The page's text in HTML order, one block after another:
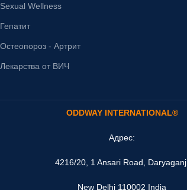
Sexual Wellness
Гепатит
Остеопороз - Артрит
Лекарства от ВИЧ
ODDWAY INTERNATIONAL®
Адрес:
4216/20, 1 Ansari Road, Daryaganj,
New Delhi 110002 India